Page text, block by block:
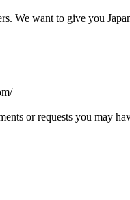
We want to give you
or requests you may